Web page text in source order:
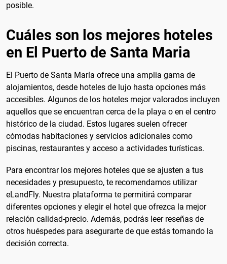
posible.
Cuáles son los mejores hoteles
en El Puerto de Santa Maria
El Puerto de Santa María ofrece una amplia gama de
alojamientos, desde hoteles de lujo hasta opciones más
accesibles. Algunos de los hoteles mejor valorados incluyen
aquellos que se encuentran cerca de la playa o en el centro
histórico de la ciudad. Estos lugares suelen ofrecer
cómodas habitaciones y servicios adicionales como
piscinas, restaurantes y acceso a actividades turísticas.
Para encontrar los mejores hoteles que se ajusten a tus
necesidades y presupuesto, te recomendamos utilizar
eLandFly. Nuestra plataforma te permitirá comparar
diferentes opciones y elegir el hotel que ofrezca la mejor
relación calidad-precio. Además, podrás leer reseñas de
otros huéspedes para asegurarte de que estás tomando la
decisión correcta.